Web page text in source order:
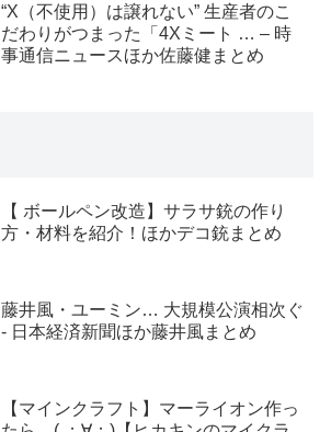
“X（不使用）は譲れない” 生産者のこ
だわりがつまった「4Xミート … – 時
事通信ニュースほか佐藤健まとめ
【 ボールペン改造】サラサ銃の作り
方・材料を紹介！ほかデコ銃まとめ
藤井風・ユーミン… 大規模公演相次ぐ
- 日本経済新聞ほか藤井風まとめ
【マインクラフト】マーライオン作っ